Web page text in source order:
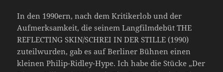
In den 1990ern, nach dem Kritikerlob und der
Aufmerksamkeit, die seinem Langfilmdebüt THE
REFLECTING SKIN/SCHREI IN DER STILLE (1990)
zuteilwurden, gab es auf Berliner Bühnen einen
kleinen Philip-Ridley-Hype. Ich habe die Stücke „Der